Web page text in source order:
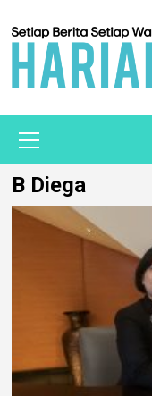
B Diega